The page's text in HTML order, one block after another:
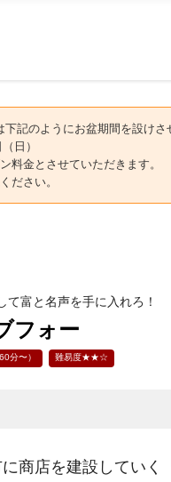
記のようにお盆期間を設けさ
日）
料金とさせていただきます。
ださい。
富と名声を手に入れろ！
フォー
分〜） 難易度★★☆
商店を建設していく